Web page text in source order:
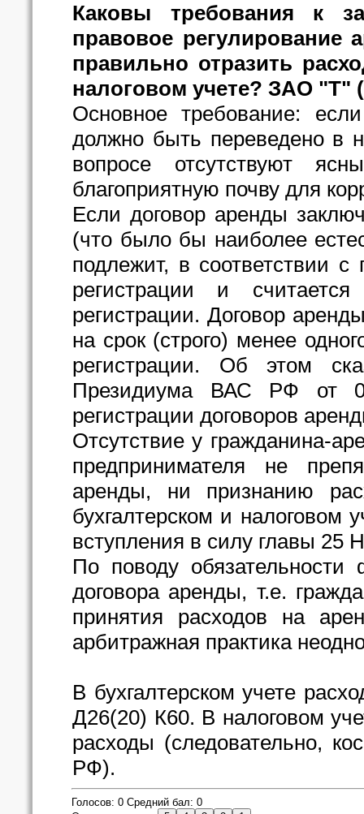
Каковы требования к
правовое
правильно отразить
налоговом учете? ЗАО "Т"
Основное требование:
должно быть переведено в
вопросе отсутствуют
благоприятную почву для
Если договор аренды
(что было бы наиболее
подлежит, в соответствии
регистрации и
регистрации. Договор
на срок (строго) менее
регистрации. Об этом
Президиума ВАС РФ от
регистрации договоров
Отсутствие у гражданина-
предпринимателя не
аренды, ни признанию
бухгалтерском и налоговом
вступления в силу главы 25
По поводу обязательности
договора аренды, т.е.
принятия расходов на
арбитражная практика
В бухгалтерском учете
Д26(20) К60. В налоговом
расходы (следовательно,
РФ).
Голосов: 0 Средний бал: 0